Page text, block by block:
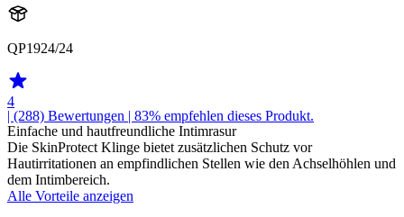
QP1924/24
4
| (288) Bewertungen | 83% empfehlen dieses Produkt.
Einfache und hautfreundliche Intimrasur
Die SkinProtect Klinge bietet zusätzlichen Schutz vor
Hautirritationen an empfindlichen Stellen wie den Achselhöhlen und
dem Intimbereich.
Alle Vorteile anzeigen